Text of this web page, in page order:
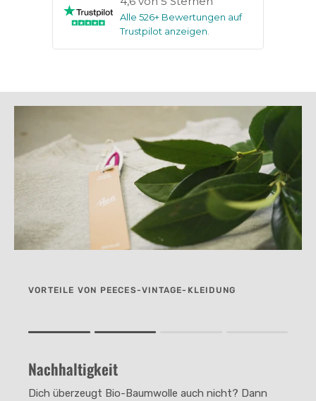
Alle 526+ Bewertungen auf
Trustpilot anzeigen
VORTEILE VON PEECES-VINTAGE-KLEIDUNG
The rating of this product for "" is 2.
Nachhaltigkeit
Dich überzeugt Bio-Baumwolle auch nicht? Dann